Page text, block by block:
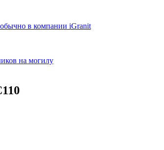
в компании iGranit
на могилу